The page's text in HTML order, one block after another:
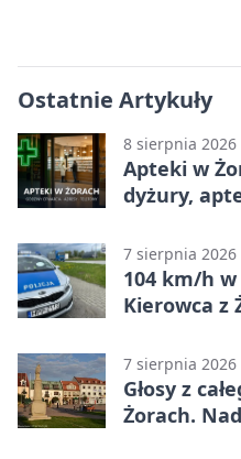
Ostatnie Artykuły
8 sierpnia 2026
Apteki w
dyżury,
7 sierpnia 2026
104 km/h
Kierowca z
7 sierpnia 2026
Głosy z
Żorach.